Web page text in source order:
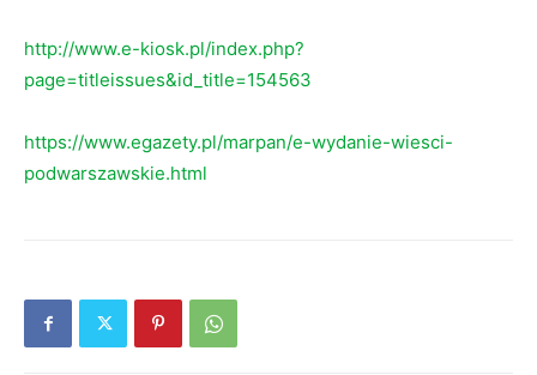
http://www.e-kiosk.pl/index.php?
page=titleissues&id_title=154563
https://www.egazety.pl/marpan/e-wydanie-wiesci-
podwarszawskie.html